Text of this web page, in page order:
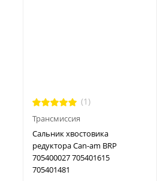
(1)
Трансмиссия
Сальник хвостовика
редуктора Can-am BRP
705400027 705401615
705401481